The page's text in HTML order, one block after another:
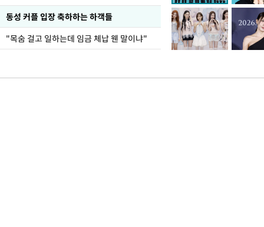
동성 커플 입장 축하하는 하객들
"목숨 걸고 일하는데 임금 체납 웬 말이냐"